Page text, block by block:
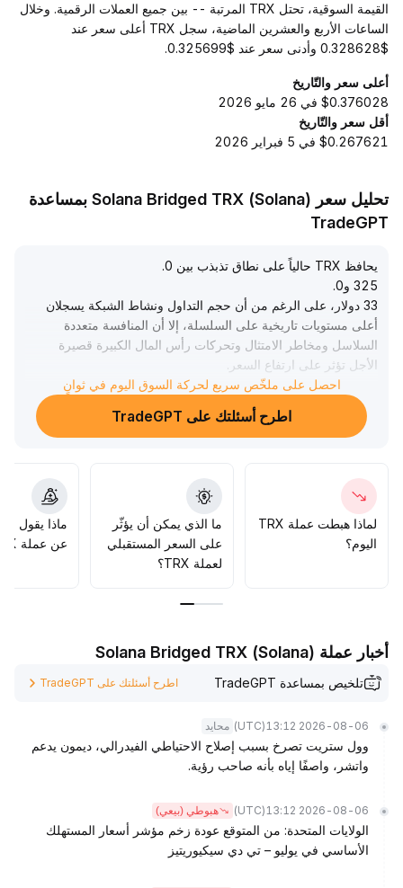
القيمة السوقية، تحتل TRX المرتبة -- بين جميع العملات الرقمية. وخلال
الساعات الأربع والعشرين الماضية، سجل TRX أعلى سعر عند
$0.328628 وأدنى سعر عند $0.325699.
أعلى سعر والتّاريخ
$0.376028 في 26 مايو 2026
أقل سعر والتّاريخ
$0.267621 في 5 فبراير 2026
تحليل سعر Solana Bridged TRX (Solana) بمساعدة
TradeGPT
يحافظ TRX حالياً على نطاق تذبذب بين 0
.
325 و0
.
33 دولار، على الرغم من أن حجم التداول ونشاط الشبكة يسجلان
أعلى مستويات تاريخية على السلسلة، إلا أن المنافسة متعددة
السلاسل ومخاطر الامتثال وتحركات رأس المال الكبيرة قصيرة
الأجل تؤثر على ارتفاع السعر
من المتوقع أن تعزز ترقيات البروتوكول وتحسينات النظام البيئي
للمدفوعات من مرونة الشبكة وجذب الأموال على المدى
المتوسط والطويل، ومع دفء المزاج الكلي، إذا خفت اضطرابات
34 دولار الحاسمة
توصيات استراتيجية: راقب دعم 0
.
325 دولار على المدى القصير وانتظر اختراق فعّال بحجم تداول
في منطقة 0
34 دولار، وعلى المدى المتوسط يعتمد التخصيص على التطبيق
احصل على ملخّص سريع لحركة السوق اليوم في ثوانٍ
اطرح أسئلتك على TradeGPT
لماذا هبطت عملة TRX
اليوم؟
ما الذي يمكن أن يؤثّر
على السعر المستقبلي
لعملة TRX؟
ماذا يقول
عن عملة TRX؟
أخبار عملة Solana Bridged TRX (Solana)
تلخيص بمساعدة TradeGPT اطرح أسئلتك على TradeGPT
2026-08-06 13:12
(UTC) محايد
وول ستريت تصرخ بسبب إصلاح الاحتياطي الفيدرالي، ديمون يدعم
واتشر، واصفًا إياه بأنه صاحب رؤية.
2026-08-06 13:12
(UTC) هبوطي (بيعي)
الولايات المتحدة: من المتوقع عودة زخم مؤشر أسعار المستهلك
الأساسي في يوليو – تي دي سيكيوريتيز